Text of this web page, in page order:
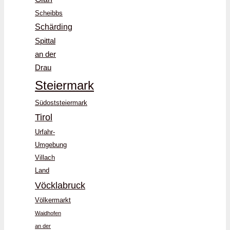
Scheibbs
Schärding
Spittal
an der
Drau
Steiermark
Südoststeiermark
Tirol
Urfahr-
Umgebung
Villach
Land
Vöcklabruck
Völkermarkt
Waidhofen
an der